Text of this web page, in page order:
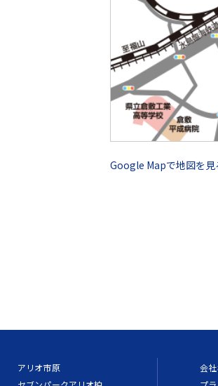
Google Mapで地図を見
アリオ市原
会